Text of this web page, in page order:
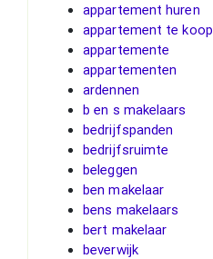
appartement huren
appartement te koop
appartemente
appartementen
ardennen
b en s makelaars
bedrijfspanden
bedrijfsruimte
beleggen
ben makelaar
bens makelaars
bert makelaar
beverwijk